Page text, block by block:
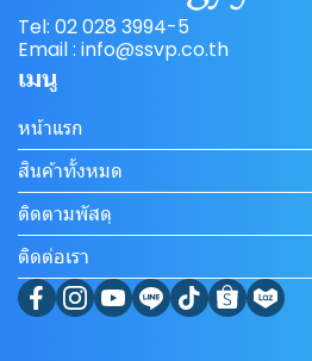
Tel: 02 028 3994-5
Email : info@ssvp.co.th
เมนู
หน้าแรก
สินค้าทั้งหมด
ติดตามพัสดุ
ติดต่อเรา